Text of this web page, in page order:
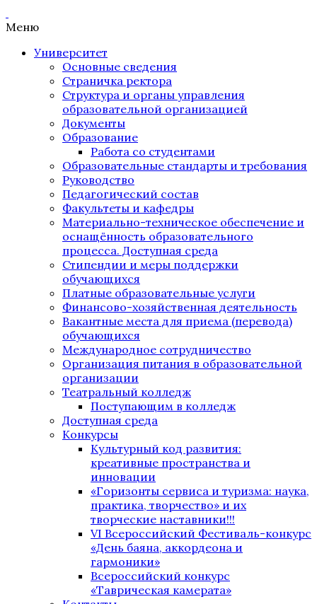
Меню
Университет
Основные сведения
Страничка ректора
Структура и органы управления
образовательной организацией
Документы
Образование
Работа со студентами
Образовательные стандарты и требования
Руководство
Педагогический состав
Факультеты и кафедры
Материально-техническое обеспечение и
оснащённость образовательного
процесса. Доступная среда
Стипендии и меры поддержки
обучающихся
Платные образовательные услуги
Финансово-хозяйственная деятельность
Вакантные места для приема (перевода)
обучающихся
Международное сотрудничество
Организация питания в образовательной
организации
Театральный колледж
Поступающим в колледж
Доступная среда
Конкурсы
Культурный код развития:
креативные пространства и
инновации
«Горизонты сервиса и туризма: наука,
практика, творчество» и их
творческие наставники!!!
VI Всероссийский Фестиваль-конкурс
«День баяна, аккордеона и
гармоники»
Всероссийский конкурс
«Таврическая камерата»